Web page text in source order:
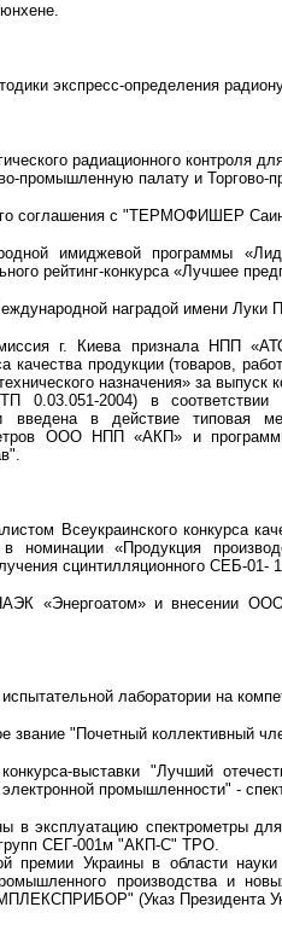
экспресс-определения
радиационного контроля
промышленную палату и
соглашения с "ТЕРМОФИШЕР
имиджевой программы
рейтинг-конкурса «Лучшее
наградой имени Луки
г. Киева признала НПП
качества продукции (товаров,
назначения» за выпуск
0.03.051-2004) в
введена в действие типовая
ООО НПП «АКП» и
Всеукраинского конкурса
«Продукция
сцинтилляционного СЕБ-01-
«Энергоатом» и внесении
лаборатории на
звание "Почетный коллективный
выставки "Лучший
электронной промышленности" -
в эксплуатацию спектрометры
СЕГ-001м "АКП-С" ТРО.
премии Украины в области
производства и
(Указ Президента